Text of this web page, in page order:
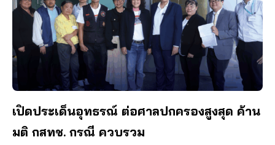
เปิดประเด็นอุทธรณ์ ต่อศาลปกครองสูงสุด ค้าน
มติ กสทช. กรณี ควบรวม